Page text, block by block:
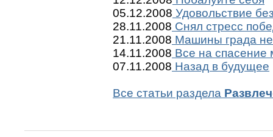
05.12.2008 Удовольствие
28.11.2008 Снял стресс
21.11.2008 Машины града не
14.11.2008 Все на спасение
07.11.2008 Назад в будущее
Все статьи раздела